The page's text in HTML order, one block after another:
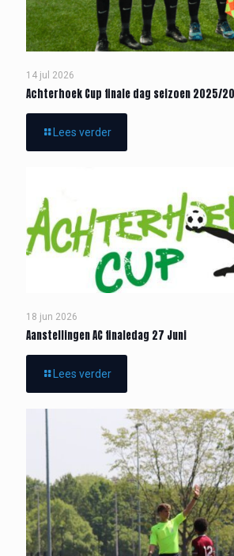
14 jul 2026
Achterhoek Cup finale dag seizoen 2025/
Lees verder
18 jun 2026
Aanstellingen AC finaledag 27 Juni
Lees verder